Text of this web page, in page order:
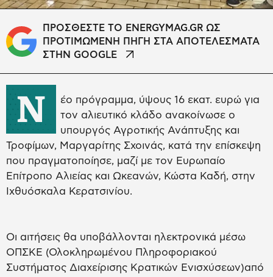
ΠΡΟΣΘΕΣΤΕ ΤΟ ENERGYMAG.GR ΩΣ
ΠΡΟΤΙΜΩΜΕΝΗ ΠΗΓΗ ΣΤΑ ΑΠΟΤΕΛΕΣΜΑΤΑ
ΣΤΗΝ GOOGLE
Ν
έο πρόγραμμα, ύψους 16 εκατ. ευρώ για
τον αλιευτικό κλάδο ανακοίνωσε ο
υπουργός Αγροτικής Ανάπτυξης και
Τροφίμων, Μαργαρίτης Σχοινάς, κατά την επίσκεψη
που πραγματοποίησε, μαζί με τον Ευρωπαίο
Επίτροπο Αλιείας και Ωκεανών, Κώστα Καδή, στην
Ιχθυόσκαλα Κερατσινίου.
Οι αιτήσεις θα υποβάλλονται ηλεκτρονικά μέσω
ΟΠΣΚΕ (Ολοκληρωμένου Πληροφοριακού
Συστήματος Διαχείρισης Κρατικών Ενισχύσεων)από